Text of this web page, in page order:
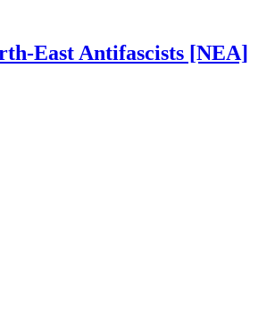
East Antifascists [NEA]